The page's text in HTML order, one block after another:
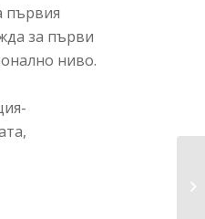
първия
за първи
ниво.